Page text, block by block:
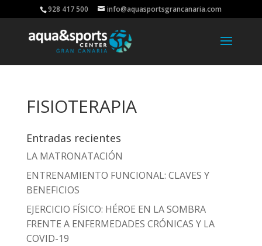
928 417 500 info@aquasportsgrancanaria.com
FISIOTERAPIA
Entradas recientes
LA MATRONATACIÓN
ENTRENAMIENTO FUNCIONAL: CLAVES Y
BENEFICIOS
EJERCICIO FÍSICO: HÉROE EN LA SOMBRA
FRENTE A ENFERMEDADES CRÓNICAS Y LA
COVID-19